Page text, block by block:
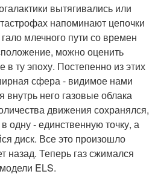
вытягивались или
напоминают цепочки
млечного пути со времен
можно оценить
ту эпоху. Постепенно из этих
сфера - видимое нами
него газовые облака
движения сохранялся,
одну - единственную точку, а
диск. Все это произошло
назад. Теперь газ сжимался
ELS.